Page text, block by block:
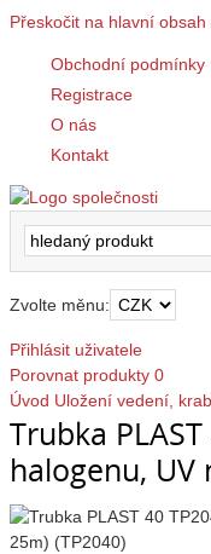
Přeskočit na hlavní obsah
Obchodní podmínky
Registrace
O nás
Kontakt
Zvolte měnu:
Přihlásit uživatele
Porovnat produkty 0
Úvod Uložení vedení,
Trubka
halogenu,